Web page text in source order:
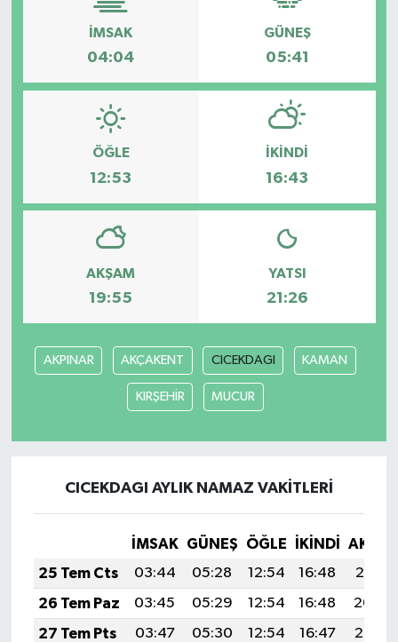
İMSAK
04:04
GÜNEŞ
05:41
ÖĞLE
12:53
İKINDI
16:43
AKŞAM
19:55
YATSI
21:26
AKPINAR AKÇAKENT CICEKDAGI KAMAN
KIRŞEHİR MUCUR
CICEKDAGI AYLIK NAMAZ VAKITLERI
İMSAK GÜNEŞ ÖĞLE İKINDI
25 Tem Cts
03:44 05:28 12:54 16:48
20:10
26 Tem Paz
03:45 05:29 12:54 16:48
20:09
27 Tem Pts
03:47 05:30 12:54 16:47
20:08